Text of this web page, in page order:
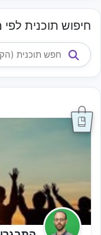
חיפוש תוכנית